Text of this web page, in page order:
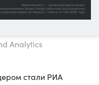
Analytics
стали РИА